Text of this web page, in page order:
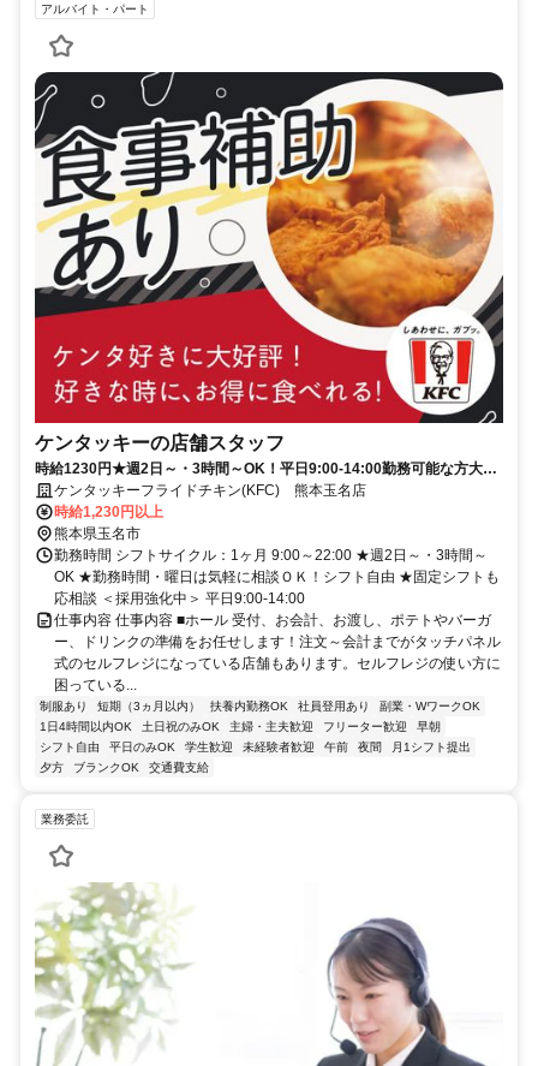
アルバイト・パート
ケンタッキーの店舗スタッフ
時給1230円★週2日～・3時間～OK！平日9:00-14:00勤務可能な方大歓
迎♪ケンタッキーフライドチキン(KFC) 熊本玉名店
時給1,230円以上
熊本県玉名市
勤務時間 シフトサイクル：1ヶ月 9:00～22:00 ★週2日～・3時間～
OK ★勤務時間・曜日は気軽に相談ＯＫ！シフト自由 ★固定シフトも
応相談 ＜採用強化中＞ 平日9:00-14:00
仕事内容 仕事内容 ■ホール 受付、お会計、お渡し、ポテトやバーガ
ー、ドリンクの準備をお任せします！注文～会計までがタッチパネル
式のセルフレジになっている店舗もあります。セルフレジの使い方に
困っている...
制服あり 短期（3ヵ月以内） 扶養内勤務OK 社員登用あり
副業・WワークOK
1日4時間以内OK
土日祝のみOK 主婦・主夫歓迎 フリーター歓迎
早朝
シフト自由
平日のみOK 学生歓迎 未経験者歓迎 午前 夜間
月1シフト提出
夕方
ブランクOK 交通費支給
業務委託